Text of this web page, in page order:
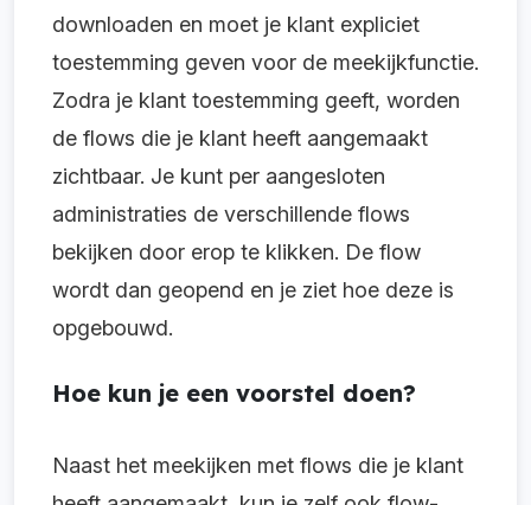
downloaden en moet je klant expliciet
toestemming geven voor de meekijkfunctie.
Zodra je klant toestemming geeft, worden
de flows die je klant heeft aangemaakt
zichtbaar. Je kunt per aangesloten
administraties de verschillende flows
bekijken door erop te klikken. De flow
wordt dan geopend en je ziet hoe deze is
opgebouwd.
Hoe kun je een voorstel doen?
Naast het meekijken met flows die je klant